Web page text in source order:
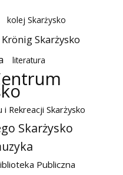
kolej Skarżysko
Skarżysko
literatura
Rekreacji Skarżysko
Skarżysko
Publiczna